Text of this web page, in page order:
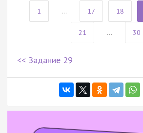
1 ... 17 18
21 ... 30
<< Задание 29